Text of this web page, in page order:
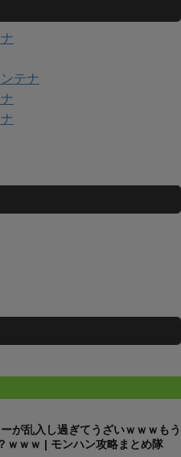
テナ
が乱入し過ぎてうざいｗｗｗもう
ｗｗｗ | モンハン攻略まとめ隊